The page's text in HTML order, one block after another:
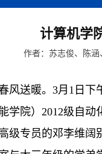
计算机学
作者：苏志俊、陈
风送暖。 3月 1 日下
学院） 2012级自动
级专员的邓李维